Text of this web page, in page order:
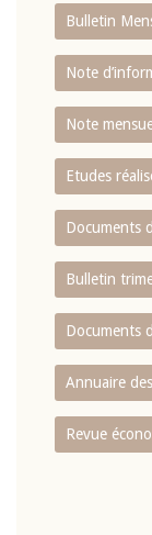
Bulletin
Note
Note
Etudes
Documents
Bulletin
Documents
Annuaire
Revue